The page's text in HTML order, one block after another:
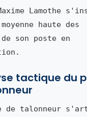
Lamothe
haute des
son poste en
tactique du
de talonneur